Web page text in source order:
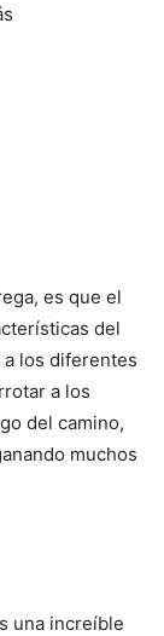
es que el
del
los diferentes
a los
del camino,
muchos
una increíble